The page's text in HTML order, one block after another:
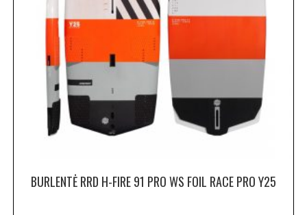
BURLENTĖ RRD H-FIRE 91 PRO WS FOIL RACE PRO Y25